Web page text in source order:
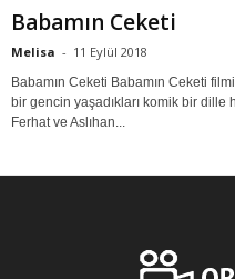
Babamın Ceketi
Melisa - 11 Eylül 2018
Babamın Ceketi Babamın Ceketi
bir gencin yaşadıkları komik bir
Ferhat ve Aslıhan...